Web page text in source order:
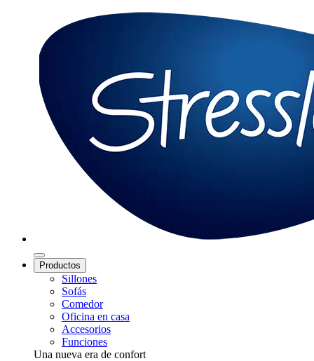
Productos
Sillones
Sofás
Comedor
Oficina en casa
Accesorios
Funciones
Una nueva era de confort